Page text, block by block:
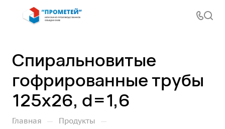
Спиральновитые
гофрированные трубы
125х26, d=1,6
Главная — Продукты —